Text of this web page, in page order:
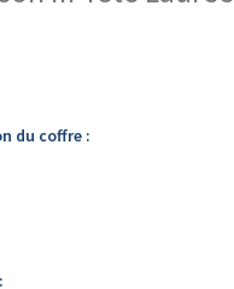
du coffre :